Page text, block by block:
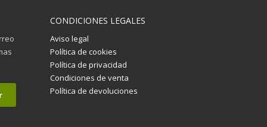
CONDICIONES LEGALES
Aviso legal
Política de cookies
Política de privacidad
Condiciones de venta
Política de devoluciones